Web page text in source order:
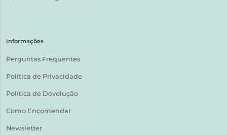
Informações
Perguntas Frequentes
Política de Privacidade
Política de Devolução
Como Encomendar
Newsletter